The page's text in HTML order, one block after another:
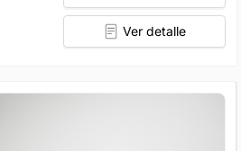
Ver detalle